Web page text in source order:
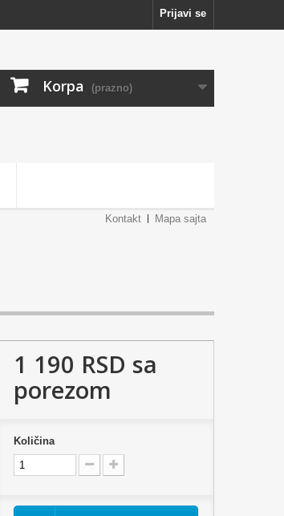
Prijavi se
Korpa (prazno)
Kontakt Mapa sajta
1 190 RSD sa
porezom
Količina